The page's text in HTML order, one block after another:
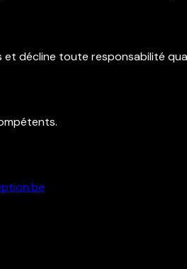
décline toute responsabilité